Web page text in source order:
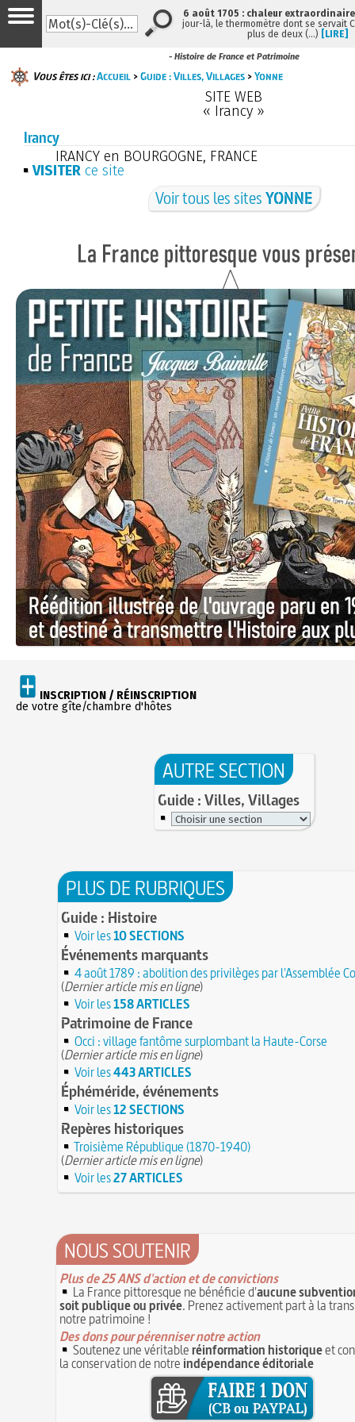
- Histoire de France et Patrimoine
Vous êtes ici :Accueil >Guide : Villes, Villages >Yonne
SITE WEB
« Irancy »
Irancy
IRANCY en BOURGOGNE, FRANCE
VISITER ce site
Voir tous les sitesYONNE
INSCRIPTION / RÉINSCRIPTION
de votre gîte/chambre d'hôtes
AUTRE SECTION
Guide : Villes, Villages
PLUS DE RUBRIQUES
Guide : Histoire
Voir les10 SECTIONS
Événements marquants
4 août 1789 : abolition des privilèges par l'Assemblée
(Dernier article mis en ligne)
Voir les158 ARTICLES
Patrimoine de France
Occi : village fantôme surplombant la Haute-Corse
(Dernier article mis en ligne)
Voir les443 ARTICLES
Éphéméride, événements
Voir les12 SECTIONS
Repères historiques
Troisième République (1870-1940)
(Dernier article mis en ligne)
Voir les27 ARTICLES
NOUS SOUTENIR
Plus de 25 ANS d'action et de convictions
La France pittoresque ne bénéficie d'aucune
soit publique ou privée. Prenez activement part à la
notre patrimoine !
Des dons pour pérenniser notre action
Soutenez une véritableréinformation historiqueet
la conservation de notre indépendance éditoriale
6 août 1705 : chaleur
jour-là, le thermomètre dont se servait
plus de deux (…) [LIRE]